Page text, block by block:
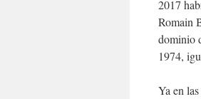
2017
Romain
dominio
1974,
Ya en